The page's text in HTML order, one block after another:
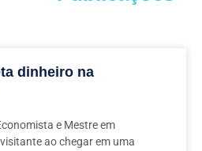
dinheiro na
e Mestre em
ao chegar em uma